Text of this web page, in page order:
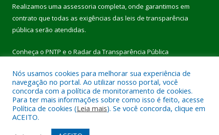
Realizamos uma assessoria completa, onde garantimos em
contrato que todas as exigências das leis de transparência
pública serão atendidas.
Conheça o PNTP e o Radar da Transparência Pública
Todos os direitos reservados a Prefeitura Municipal de Pau
D’Arco.
Nós usamos cookies para melhorar sua experiência de
navegação no portal. Ao utilizar nosso portal, você
concorda com a política de monitoramento de cookies.
Para ter mais informações sobre como isso é feito, acesse
Política de cookies (Leia mais). Se você concorda, clique em
ACEITO.